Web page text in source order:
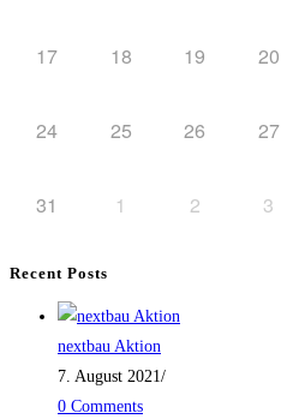
17 18 19 20
24 25 26 27
31 1 2 3
Recent Posts
nextbau Aktion
7. August 2021/
0 Comments